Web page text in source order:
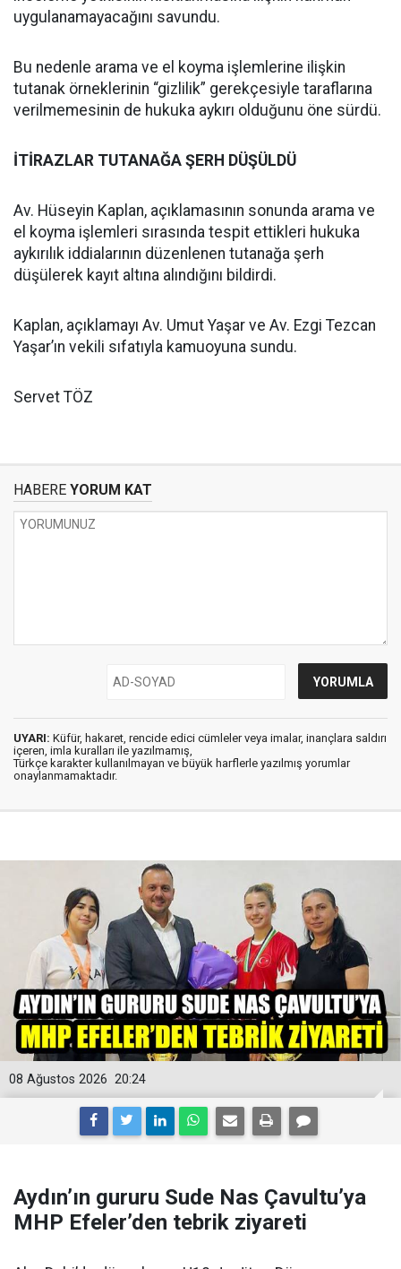
uygulanamayacağını savundu.
Bu nedenle arama ve el koyma işlemlerine ilişkin
tutanak örneklerinin “gizlilik” gerekçesiyle taraflarına
verilmemesinin de hukuka aykırı olduğunu öne sürdü.
İTİRAZLAR TUTANAĞA ŞERH DÜŞÜLDÜ
Av. Hüseyin Kaplan, açıklamasının sonunda arama ve
el koyma işlemleri sırasında tespit ettikleri hukuka
aykırılık iddialarının düzenlenen tutanağa şerh
düşülerek kayıt altına alındığını bildirdi.
Kaplan, açıklamayı Av. Umut Yaşar ve Av. Ezgi Tezcan
Yaşar’ın vekili sıfatıyla kamuoyuna sundu.
Servet TÖZ
HABERE YORUM KAT
UYARI: Küfür, hakaret, rencide edici cümleler veya imalar, inançlara saldırı
içeren, imla kuralları ile yazılmamış,
Türkçe karakter kullanılmayan ve büyük harflerle yazılmış yorumlar
onaylanmamaktadır.
20:24
08 Ağustos 2026
Aydın’ın gururu Sude Nas Çavultu’ya
MHP Efeler’den tebrik ziyareti